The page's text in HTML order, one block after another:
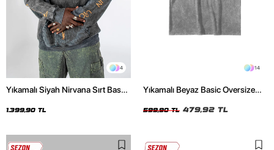
4
Yıkamalı Siyah Nirvana Sırt Baskılı
1.399,90 TL
14
Yıkamalı Beyaz Basic Oversize
599,90 TL 479,92 TL